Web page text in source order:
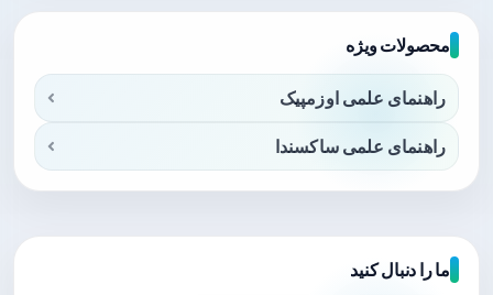
محصولات ویژه
راهنمای علمی اوزمپیک
راهنمای علمی ساکسندا
ما را دنبال کنید